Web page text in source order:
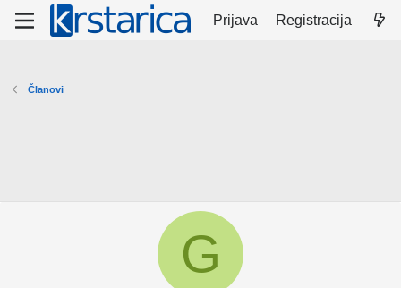
Prijava Registracija
Članovi
G